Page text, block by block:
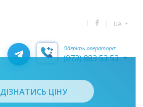
UA
Оберіть оператора:
(073) 883 53 53
ДІЗНАТИСЬ ЦІНУ